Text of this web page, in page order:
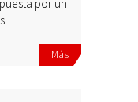
por un
Más